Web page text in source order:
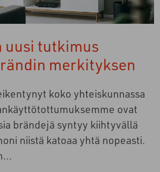
uusi tutkimus
merkityksen
koko yhteiskunnassa
ovat
brändejä syntyy kiihtyvällä
niistä katoaa yhtä nopeasti.